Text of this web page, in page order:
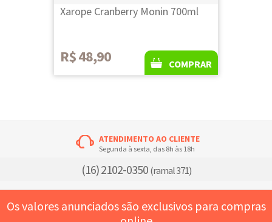
Xarope Cranberry Monin 700ml
R$ 48,90 COMPRAR
ATENDIMENTO AO CLIENTE
Segunda à sexta, das 8h às 18h
(16) 2102-0350(ramal 371)
Os valores anunciados são exclusivos para compras